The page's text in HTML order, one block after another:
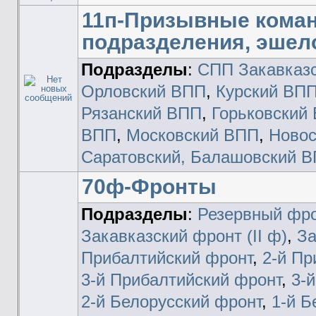
11п-Призывные
подразделения,
Подразделы: СПП
Орловский ВПП, Курский
Рязанский ВПП,
ВПП, Московский ВПП,
Саратовский, Балашовский
70ф-Фронты
Подразделы: Резервный
Закавказский фронт (II ф),
Прибалтийский фронт‎, 2-й
3-й Прибалтийский фронт‎, 3-
2-й Белорусский фронт‎, 1-й